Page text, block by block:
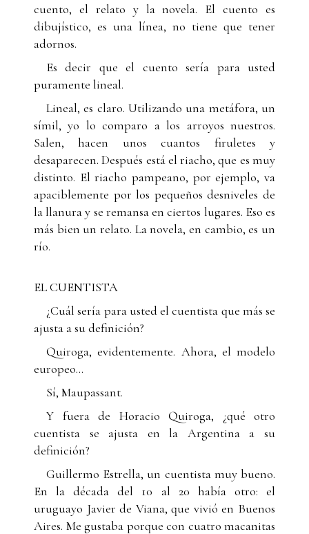
cuento, el relato y la novela. El cuento es
dibujístico, es una línea, no tiene que tener
adornos.
Es decir que el cuento sería para usted
puramente lineal.
Lineal, es claro. Utilizando una metáfora, un
símil, yo lo comparo a los arroyos nuestros.
Salen, hacen unos cuantos firuletes y
desaparecen. Después está el riacho, que es muy
distinto. El riacho pampeano, por ejemplo, va
apaciblemente por los pequeños desniveles de
la llanura y se remansa en ciertos lugares. Eso es
más bien un relato. La novela, en cambio, es un
río.
EL CUENTISTA
¿Cuál sería para usted el cuentista que más se
ajusta a su definición?
Quiroga, evidentemente. Ahora, el modelo
europeo...
Sí, Maupassant.
Y fuera de Horacio Quiroga, ¿qué otro
cuentista se ajusta en la Argentina a su
definición?
Guillermo Estrella, un cuentista muy bueno.
En la década del 10 al 20 había otro: el
uruguayo Javier de Viana, que vivió en Buenos
Aires. Me gustaba porque con cuatro macanitas